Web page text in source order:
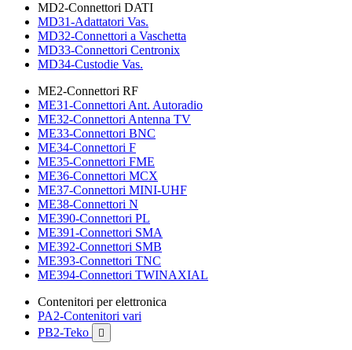
MD2-Connettori DATI
MD31-Adattatori Vas.
MD32-Connettori a Vaschetta
MD33-Connettori Centronix
MD34-Custodie Vas.
ME2-Connettori RF
ME31-Connettori Ant. Autoradio
ME32-Connettori Antenna TV
ME33-Connettori BNC
ME34-Connettori F
ME35-Connettori FME
ME36-Connettori MCX
ME37-Connettori MINI-UHF
ME38-Connettori N
ME390-Connettori PL
ME391-Connettori SMA
ME392-Connettori SMB
ME393-Connettori TNC
ME394-Connettori TWINAXIAL
Contenitori per elettronica
PA2-Contenitori vari
PB2-Teko
